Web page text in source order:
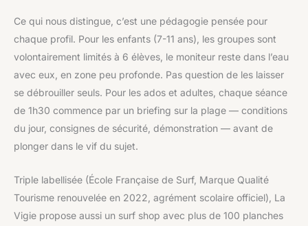
Ce qui nous distingue, c’est une pédagogie pensée pour
chaque profil. Pour les enfants (7-11 ans), les groupes sont
volontairement limités à 6 élèves, le moniteur reste dans l’eau
avec eux, en zone peu profonde. Pas question de les laisser
se débrouiller seuls. Pour les ados et adultes, chaque séance
de 1h30 commence par un briefing sur la plage — conditions
du jour, consignes de sécurité, démonstration — avant de
plonger dans le vif du sujet.
Triple labellisée (École Française de Surf, Marque Qualité
Tourisme renouvelée en 2022, agrément scolaire officiel), La
Vigie propose aussi un surf shop avec plus de 100 planches